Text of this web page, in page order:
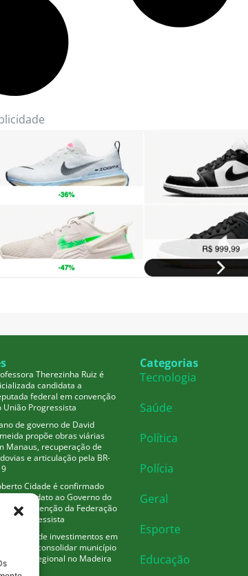
Therezinha Ruiz é
candidata a
federal em convenção
União Progressista
de governo de David
propõe obras viárias
Manaus, recuperação de
e articulação pela BR-
Cidade é confirmado
candidato ao Governo do
em convenção da Federação
Progressista
defende investimentos em
para consolidar município
polo regional no Madeira
Categorias
Tecnologia
Saúde
Política
Polícia
Geral
Esporte
Educação